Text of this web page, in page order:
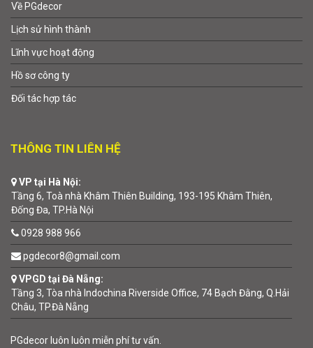
Về PGdecor
Lịch sử hình thành
Lĩnh vực hoạt động
Hồ sơ công ty
Đối tác hợp tác
THÔNG TIN LIÊN HỆ
VP tại Hà Nội:
Tầng 6, Toà nhà Khâm Thiên Building, 193-195 Khâm Thiên,
Đống Đa, TP.Hà Nội
0928 988 966
pgdecor8@gmail.com
VPGD tại Đà Nẵng:
Tầng 3, Tòa nhà Indochina Riverside Office, 74 Bạch Đằng, Q.Hải
Châu, TP.Đà Nẵng
PGdecor luôn luôn miễn phí tư vấn.